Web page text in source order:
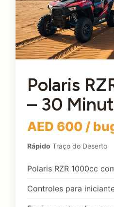
Polaris
– 30
AED 600 /
Rápido Traço do Deserto
Polaris RZR 1000cc
Controles para